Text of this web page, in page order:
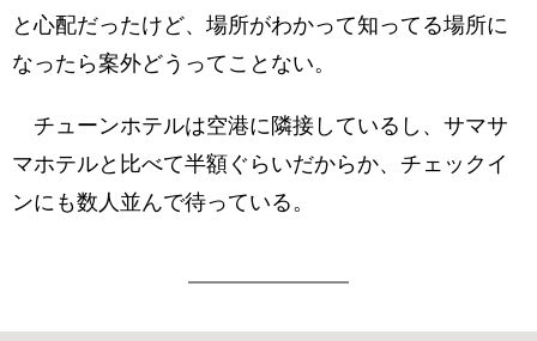
と心配だったけど、場所がわかって知ってる場所に
なったら案外どうってことない。
チューンホテルは空港に隣接しているし、サマサ
マホテルと比べて半額ぐらいだからか、チェックイ
ンにも数人並んで待っている。